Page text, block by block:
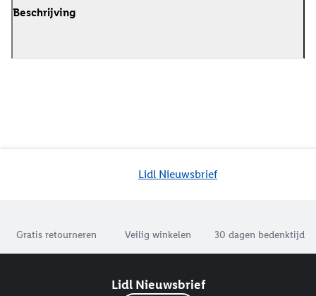
Beschrijving
Lidl Nieuwsbrief
Gratis retourneren Veilig winkelen 30 dagen bedenktijd
Lidl Nieuwsbrief